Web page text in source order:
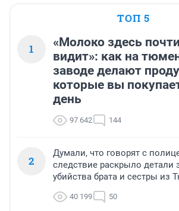
ТОП 5
1
«Молоко здесь
видит»: как на
заводе делают
которые вы
день
97 642 144
2
Думали, что говорят с
следствие раскрыло детали
убийства брата и сестры из
40 199 50